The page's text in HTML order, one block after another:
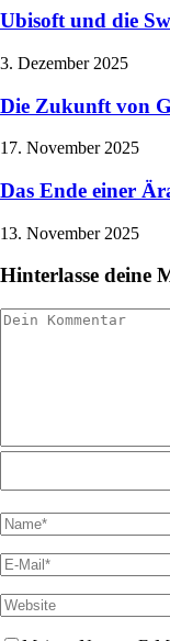
Ubisoft und die
3. Dezember 2025
Die Zukunft von
17. November 2025
Das Ende einer
13. November 2025
Hinterlasse deine